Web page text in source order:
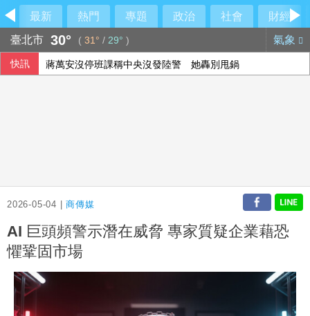
最新 熱門 專題 政治 社會
財經
臺北市 30° ( 31° / 29° ) 氣象
快訊 蔣萬安沒停班課稱中央沒發陸警 她轟別甩鍋
2026-05-04 |商傳媒
AI 巨頭頻警示潛在威脅 專家質疑企業藉恐
懼鞏固市場